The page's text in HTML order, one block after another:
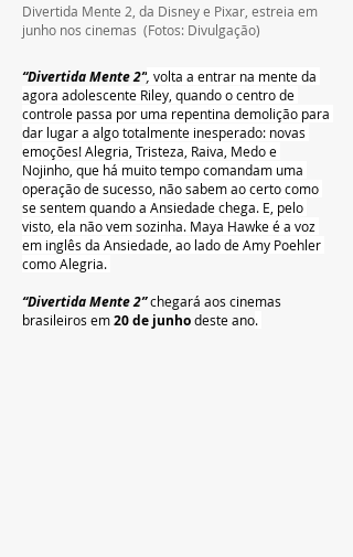
Divertida Mente 2, da Disney e Pixar, estreia em
junho nos cinemas  (Fotos: Divulgação)
“Divertida Mente 2”, volta a entrar na mente da
agora adolescente Riley, quando o centro de
controle passa por uma repentina demolição para
dar lugar a algo totalmente inesperado: novas
emoções! Alegria, Tristeza, Raiva, Medo e
Nojinho, que há muito tempo comandam uma
operação de sucesso, não sabem ao certo como
se sentem quando a Ansiedade chega. E, pelo
visto, ela não vem sozinha. Maya Hawke é a voz
em inglês da Ansiedade, ao lado de Amy Poehler
como Alegria.
“Divertida Mente 2”chegará aos cinemas
brasileiros em 20 de junho deste ano.